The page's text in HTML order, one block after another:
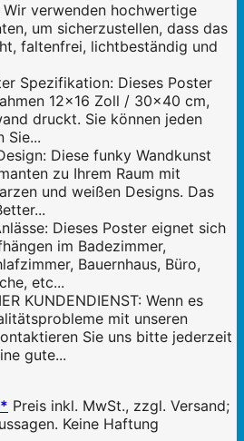
Wir verwenden hochwertige
um sicherzustellen, dass das
faltenfrei, lichtbeständig und
Spezifikation: Dieses Poster
12x16 Zoll / 30x40 cm,
druckt. Sie können jeden
Sie...
Diese funky Wandkunst
zu Ihrem Raum mit
und weißen Designs. Das
Dieses Poster eignet sich
im Badezimmer,
Bauernhaus, Büro,
etc...
KUNDENDIENST: Wenn es
mit unseren
Sie uns bitte jederzeit
gute...
Preis inkl. MwSt., zzgl. Versand;
Keine Haftung